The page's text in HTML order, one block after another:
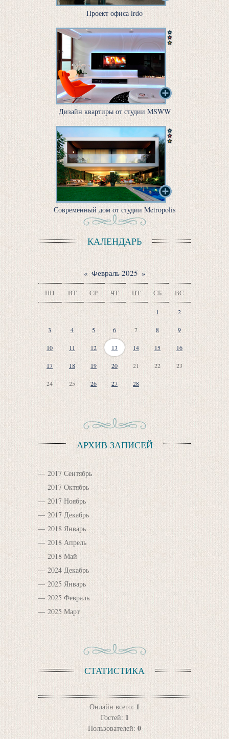
Проект офиса irdo
Дизайн квартиры от студии MSWW
Современный дом от студии Metropolis
КАЛЕНДАРЬ
« Февраль 2025 »
ПН ВТ СР ЧТ ПТ СБ ВС
1 2
3 4 5 6 7 8 9
10 11 12 13 14 15 16
17 18 19 20 21 22 23
24 25 26 27 28
АРХИВ ЗАПИСЕЙ
2017 Сентябрь
2017 Октябрь
2017 Ноябрь
2017 Декабрь
2018 Январь
2018 Апрель
2018 Май
2024 Декабрь
2025 Январь
2025 Февраль
2025 Март
СТАТИСТИКА
Онлайн всего:1
Гостей: 1
Пользователей: 0